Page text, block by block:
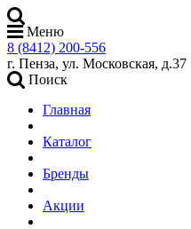
Меню
8 (8412) 200-556
г. Пенза, ул. Московская, д.37
Поиск
Главная
Каталог
Бренды
Акции